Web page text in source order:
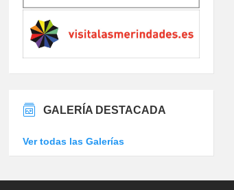
GALERÍA DESTACADA
Ver todas las Galerías